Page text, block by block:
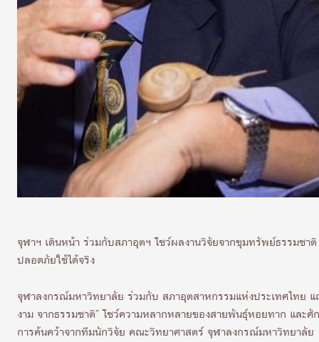
จุฬาฯ เดินหน้า ร่วมกับสภาอุตฯ โชว์ผลงานวิจัยจากขุมทรัพย์ธรรมช
ปลอดภัยใช้ได้จริง
จุฬาลงกรณ์มหาวิทยาลัย ร่วมกับ สภาอุตสาหกรรมแห่งประเทศไทย
งาม จากธรรมชาติ” โชว์ความหลากหลายของสายพันธุ์หอยทาก และ
การค้นคว้าจากทีมนักวิจัย คณะวิทยาศาสตร์ จุฬาลงกรณ์มหาวิทยาลัย